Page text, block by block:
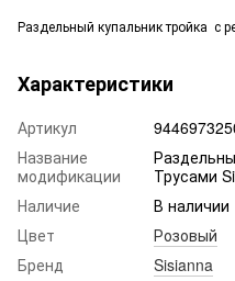
Раздельный купальник тройка с
Характеристики
Артикул
Название
модификации
Трусами
Наличие
В наличии
Цвет
Розовый
Бренд
Sisianna